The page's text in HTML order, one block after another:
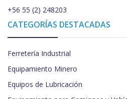
+56 55 (2) 248203
CATEGORÍAS DESTACADAS
Ferretería Industrial
Equipamiento Minero
Equipos de Lubricación